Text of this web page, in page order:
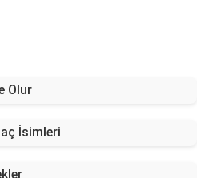
Olur
İsimleri